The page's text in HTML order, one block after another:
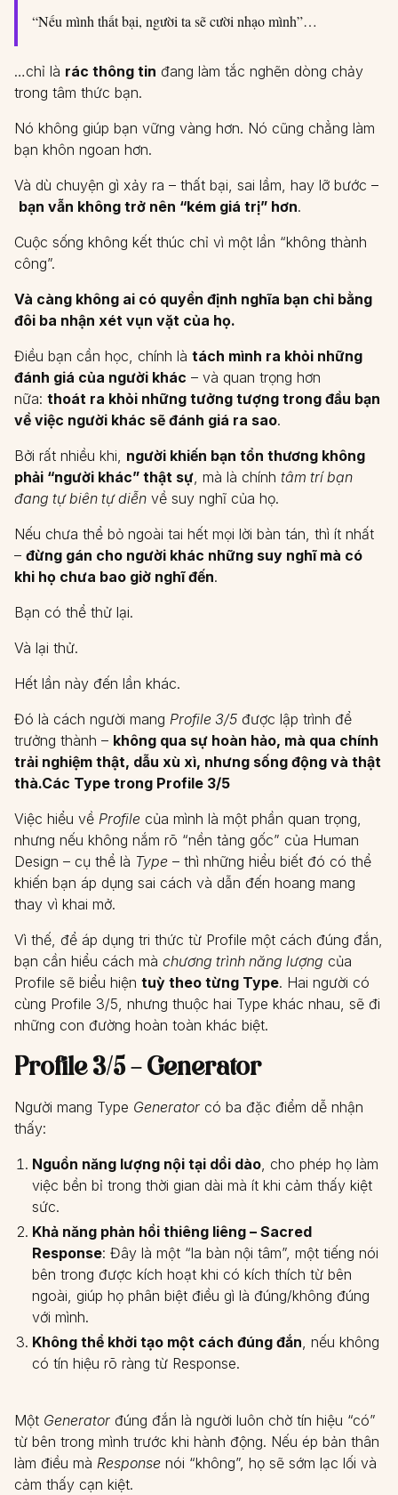
“Nếu mình thất bại, người ta sẽ cười nhạo mình”…
…chỉ là rác thông tin đang làm tắc nghẽn dòng chảy
trong tâm thức bạn.
Nó không giúp bạn vững vàng hơn. Nó cũng chẳng làm
bạn khôn ngoan hơn.
Và dù chuyện gì xảy ra – thất bại, sai lầm, hay lỡ bước –
bạn vẫn không trở nên “kém giá trị” hơn.
Cuộc sống không kết thúc chỉ vì một lần “không thành
công”.
Và càng không ai có quyền định nghĩa bạn chỉ bằng
đôi ba nhận xét vụn vặt của họ.
Điều bạn cần học, chính là tách mình ra khỏi những
đánh giá của người khác – và quan trọng hơn
nữa: thoát ra khỏi những tưởng tượng trong đầu bạn
về việc người khác sẽ đánh giá ra sao.
Bởi rất nhiều khi, người khiến bạn tổn thương không
phải “người khác” thật sự, mà là chính tâm trí bạn
đang tự biên tự diễn về suy nghĩ của họ.
Nếu chưa thể bỏ ngoài tai hết mọi lời bàn tán, thì ít nhất
– đừng gán cho người khác những suy nghĩ mà có
khi họ chưa bao giờ nghĩ đến.
Bạn có thể thử lại.
Và lại thử.
Hết lần này đến lần khác.
Đó là cách người mang Profile 3/5 được lập trình để
trưởng thành – không qua sự hoàn hảo, mà qua chính
trải nghiệm thật, dẫu xù xì, nhưng sống động và thật
thà.Các Type trong Profile 3/5
Việc hiểu về Profile của mình là một phần quan trọng,
nhưng nếu không nắm rõ “nền tảng gốc” của Human
Design – cụ thể là Type – thì những hiểu biết đó có thể
khiến bạn áp dụng sai cách và dẫn đến hoang mang
thay vì khai mở.
Vì thế, để áp dụng tri thức từ Profile một cách đúng đắn,
bạn cần hiểu cách mà chương trình năng lượng của
Profile sẽ biểu hiện tuỳ theo từng Type. Hai người có
cùng Profile 3/5, nhưng thuộc hai Type khác nhau, sẽ đi
những con đường hoàn toàn khác biệt.
Profile 3/5 – Generator
Người mang Type Generator có ba đặc điểm dễ nhận
thấy:
Nguồn năng lượng nội tại dồi dào, cho phép họ làm
việc bền bỉ trong thời gian dài mà ít khi cảm thấy kiệt
sức.
Khả năng phản hồi thiêng liêng – Sacred
Response: Đây là một “la bàn nội tâm”, một tiếng nói
bên trong được kích hoạt khi có kích thích từ bên
ngoài, giúp họ phân biệt điều gì là đúng/không đúng
với mình.
Không thể khởi tạo một cách đúng đắn, nếu không
có tín hiệu rõ ràng từ Response.
Một Generator đúng đắn là người luôn chờ tín hiệu “có”
từ bên trong mình trước khi hành động. Nếu ép bản thân
làm điều mà Response nói “không”, họ sẽ sớm lạc lối và
cảm thấy cạn kiệt.